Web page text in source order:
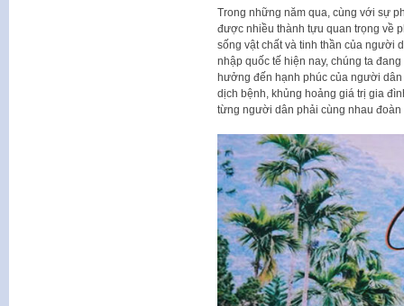
Trong những năm qua, cùng với sự
được nhiều thành tựu quan trọng về
sống vật chất và tinh thần của người
nhập quốc tế hiện nay, chúng ta
hưởng đến hạnh phúc của người
dịch bệnh, khủng hoảng giá trị gia
từng người dân phải cùng nhau